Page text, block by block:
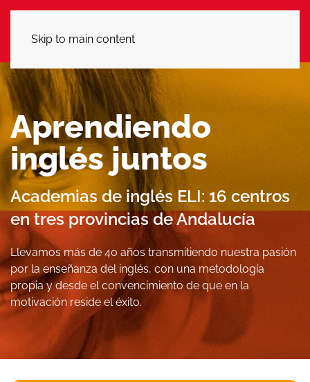
Skip to main content
Aprendiendo
inglés juntos
Academias de inglés ELI: 16 centros
en tres provincias de Andalucía
Llevamos más de 40 años transmitiendo nuestra pasión
por la enseñanza del inglés, con una metodología
propia y desde el convencimiento de que en la
motivación reside el éxito.